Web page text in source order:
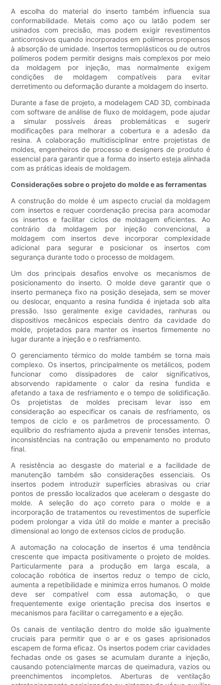
A escolha do material do inserto também influencia sua
conformabilidade. Metais como aço ou latão podem ser
usinados com precisão, mas podem exigir revestimentos
anticorrosivos quando incorporados em polímeros propensos
à absorção de umidade. Insertos termoplásticos ou de outros
polímeros podem permitir designs mais complexos por meio
da moldagem por injeção, mas normalmente exigem
condições de moldagem compatíveis para evitar
derretimento ou deformação durante a moldagem do inserto.
Durante a fase de projeto, a modelagem CAD 3D, combinada
com software de análise de fluxo de moldagem, pode ajudar
a simular possíveis áreas problemáticas e sugerir
modificações para melhorar a cobertura e a adesão da
resina. A colaboração multidisciplinar entre projetistas de
moldes, engenheiros de processo e designers de produto é
essencial para garantir que a forma do inserto esteja alinhada
com as práticas ideais de moldagem.
Considerações sobre o projeto do molde e as ferramentas
A construção do molde é um aspecto crucial da moldagem
com insertos e requer coordenação precisa para acomodar
os insertos e facilitar ciclos de moldagem eficientes. Ao
contrário da moldagem por injeção convencional, a
moldagem com insertos deve incorporar complexidade
adicional para segurar e posicionar os insertos com
segurança durante todo o processo de moldagem.
Um dos principais desafios envolve os mecanismos de
posicionamento do inserto. O molde deve garantir que o
inserto permaneça fixo na posição desejada, sem se mover
ou deslocar, enquanto a resina fundida é injetada sob alta
pressão. Isso geralmente exige cavidades, ranhuras ou
dispositivos mecânicos especiais dentro da cavidade do
molde, projetados para manter os insertos firmemente no
lugar durante a injeção e o resfriamento.
O gerenciamento térmico do molde também se torna mais
complexo. Os insertos, principalmente os metálicos, podem
funcionar como dissipadores de calor significativos,
absorvendo rapidamente o calor da resina fundida e
afetando a taxa de resfriamento e o tempo de solidificação.
Os projetistas de moldes precisam levar isso em
consideração ao especificar os canais de resfriamento, os
tempos de ciclo e os parâmetros de processamento. O
equilíbrio do resfriamento ajuda a prevenir tensões internas,
inconsistências na contração ou empenamento no produto
final.
A resistência ao desgaste do material e a facilidade de
manutenção também são considerações essenciais. Os
insertos podem introduzir superfícies abrasivas ou criar
pontos de pressão localizados que aceleram o desgaste do
molde. A seleção do aço correto para o molde e a
incorporação de tratamentos ou revestimentos de superfície
podem prolongar a vida útil do molde e manter a precisão
dimensional ao longo de extensos ciclos de produção.
A automação na colocação de insertos é uma tendência
crescente que impacta positivamente o projeto de moldes.
Particularmente para a produção em larga escala, a
colocação robótica de insertos reduz o tempo de ciclo,
aumenta a repetibilidade e minimiza erros humanos. O molde
deve ser compatível com essa automação, o que
frequentemente exige orientação precisa dos insertos e
mecanismos para facilitar o carregamento e a ejeção.
Os canais de ventilação dentro do molde são igualmente
cruciais para permitir que o ar e os gases aprisionados
escapem de forma eficaz. Os insertos podem criar cavidades
fechadas onde os gases se acumulam durante a injeção,
causando potencialmente marcas de queimadura, vazios ou
preenchimentos incompletos. Aberturas de ventilação